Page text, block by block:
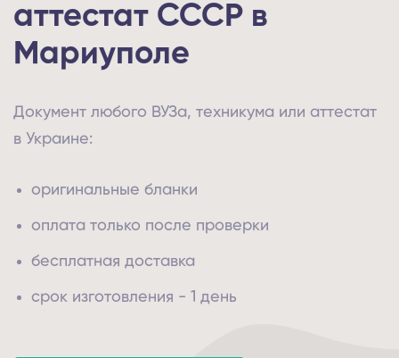
аттестат СССР в
Мариуполе
Документ любого ВУЗа, техникума или аттестат
в Украине:
оригинальные бланки
оплата только после проверки
бесплатная доставка
срок изготовления - 1 день